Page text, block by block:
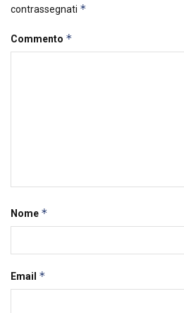
contrassegnati *
Commento *
Nome *
Email *